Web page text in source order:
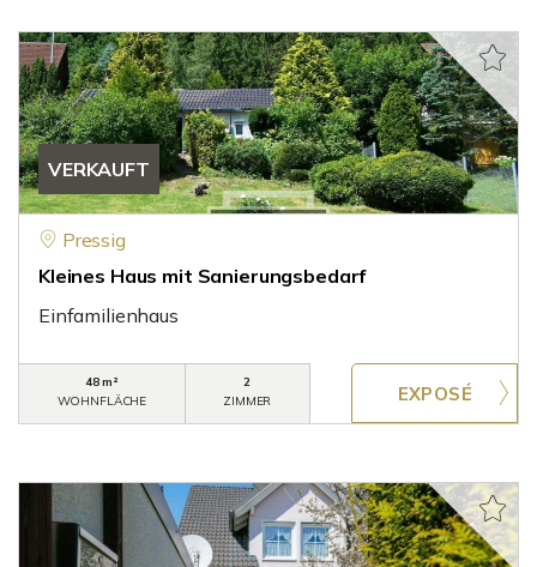
VERKAUFT
Pressig
Kleines Haus mit Sanierungsbedarf
Einfamilienhaus
48 m²
WOHNFLÄCHE
2
ZIMMER